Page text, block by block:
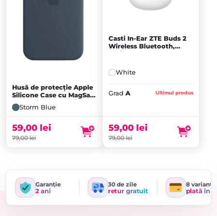
Husă de protecție Apple
Silicone Case cu MagSafe
pentru iPhone 15 Plus,
Storm Blue
Storm Blue
79,00lei
59,00 lei
Casti In-Ear ZTE Buds 2
Wireless Bluetooth,
White - A
White
Grad A Ultimul produs
79,00lei
Prețul
fost:
79,00 lei.
59,00 lei
este:
59,00 lei.
Garanție
2 ani
30 de zile
retur gratuit
8 variante
plată în